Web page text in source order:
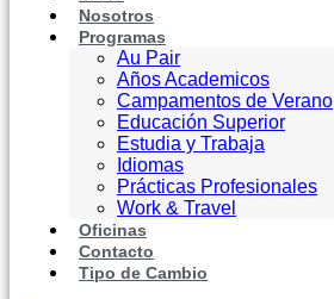
Nosotros
Programas
Au Pair
Años Academicos
Campamentos de Verano
Educación Superior
Estudia y Trabaja
Idiomas
Prácticas Profesionales
Work & Travel
Oficinas
Contacto
Tipo de Cambio